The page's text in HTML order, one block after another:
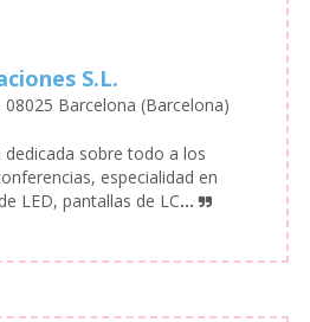
S.L.
08025 Barcelona (Barcelona)
sobre todo a los
especialidad en
LED, pantallas de LC...